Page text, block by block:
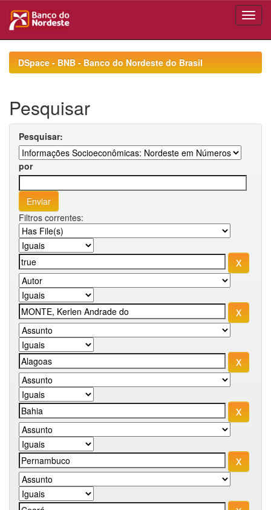
navigationDSpace - BNB - Banco do Nordeste do Brasil
Pesquisar
Pesquisar:
por
Filtros correntes: